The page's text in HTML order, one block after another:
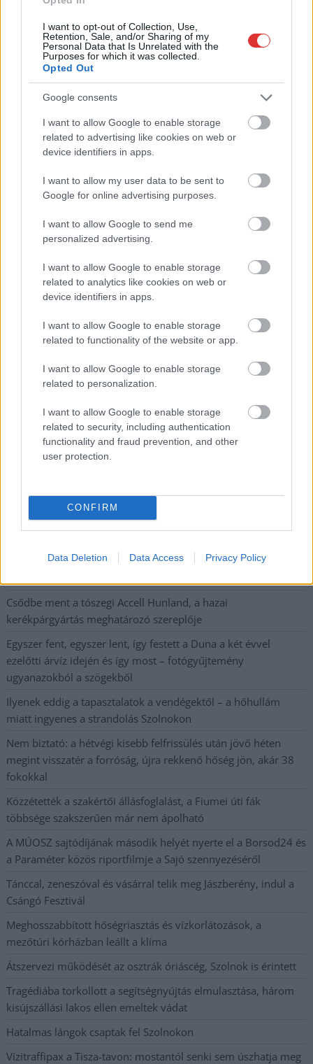
I want to opt-out of Collection, Use,
Retention, Sale, and/or Sharing of my
Personal Data that Is Unrelated with the
Purposes for which it was collected.
Opted Out
Google consents
I want to allow Google to enable storage
related to advertising like cookies on web or
device identifiers in apps.
I want to allow my user data to be sent to
Google for online advertising purposes.
I want to allow Google to send me
personalized advertising.
I want to allow Google to enable storage
related to analytics like cookies on web or
device identifiers in apps.
I want to allow Google to enable storage
related to functionality of the website or app.
I want to allow Google to enable storage
related to personalization.
I want to allow Google to enable storage
related to security, including authentication
functionality and fraud prevention, and other
user protection.
CONFIRM
Data Deletion Data Access Privacy Policy
Nem szeretne lemaradni semmiről? Csak egy kattintás, és hírlevelünk a
legfrissebb információkkal és exkluzív tartalmakkal hétről hétre
postaládájába érkezik!
A SZOL24 legfrissebb 24 cikke
A Tisza kormány minisztere újabb nagy változásokról döntött
munkáltatói jogaikat
kapott, más fideszesek még kevesebbet vittek haza
A Szolnok megyei gazdák nagyon nem akarták a JÉGER
további üzemeltetését
Csendélet 5.0: alig balesetveszélyes lépcső és remek
állapotban levő buszmegálló mutatja, hogy Szolnok mennyire
élhető város
Pénteken újra csökken a benzin és a gázolaj ára is
Napokon belül megválasztja az új köztársasági elnököt az
Országgyűlés
Kiterjedt tüzek pusztítanak az országban, köztük Karcagon
Harmadfokú hőségriasztás az országban: Szolnokon klímát
javítottak, helikoptereket is bevetettek a tüzeknél
számoltak be a szolnoki börtönből
Váratlan fennakadás borította fel a Szolnok–Kecskemét
A polgármester a szolnoki cégekhez fordult: több száz
Csődbe ment a tószegi Accell Hunland, a hazai
kerékpárgyártás meghatározó szereplője
Egyszer fent, egyszer lent, így festett a Duna a két évvel
ezelőtti árvíz idején és így most – fotógyűjtemény
ugyanazokból a szögekből
Ilyenek eddig a tapasztalatok a vendégektől – a hőhullám
miatt ingyenes a strandolás Szolnokon
Nem biztató: a hétvégi kisebb felfrissülés után jövő héten
megint visszatér a forróság, újra rekkenő hőség jön, akár 38
fokokkal
Közzétették a szakértői állásfoglalást, a Fiumei úti fák
többsége szakszerűen már nem ápolható
A MÚOSZ sajtódíjának második helyét nyerte el a Borsod24 és
a Paraméter közös riportfilmje a Sajó szennyezéséről
Tánccal, zeneszóval és vásárral telik meg Jászberény, indul a
Csángó Fesztivál
Meghosszabbított hőségriasztás és vízkorlátozások, a
mezőtúri kórházban leállt a klíma
Átszervezi működését az osztrák óriáscég, Szolnok is érintett
Tragédiába torkollott a segítségnyújtás elmulasztása, három
kisújszállási lakos ellen emeltek vádat
Hatalmas lángok csaptak fel Szolnokon
Vízitraffipax a Tisza-tavon: mostantól senki sem úszhatja meg